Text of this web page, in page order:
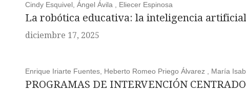
Cindy Esquivel, Ángel Ávila , Eliecer Espinosa
La robótica educativa: la inteligencia
diciembre 17, 2025
Enrique Iriarte Fuentes, Heberto Romeo Priego Álvarez , María
PROGRAMAS DE INTERVENCIÓN